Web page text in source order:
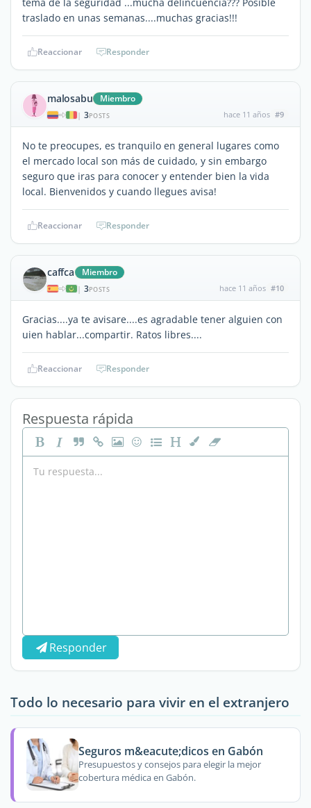
traslado en unas semanas....muchas gracias!!!
Reaccionar Responder
malosabu Miembro
| 3POSTS hace 11 años #9
No te preocupes, es tranquilo en general lugares como
el mercado local son más de cuidado, y sin embargo
seguro que iras para conocer y entender bien la vida
local. Bienvenidos y cuando llegues avisa!
Reaccionar Responder
caffca Miembro
| 3POSTS hace 11 años #10
Gracias....ya te avisare....es agradable tener alguien con
uien hablar...compartir. Ratos libres....
Reaccionar Responder
Respuesta rápida
Responder
Todo lo necesario para vivir en el extranjero
Seguros m&eacute;dicos en Gabón
Presupuestos y consejos para elegir la mejor
cobertura médica en Gabón.